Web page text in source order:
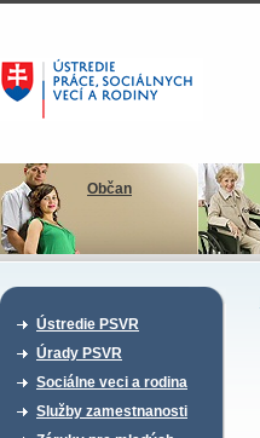
Občan
Ústredie PSVR
Úrady PSVR
Sociálne veci a rodina
Služby zamestnanosti